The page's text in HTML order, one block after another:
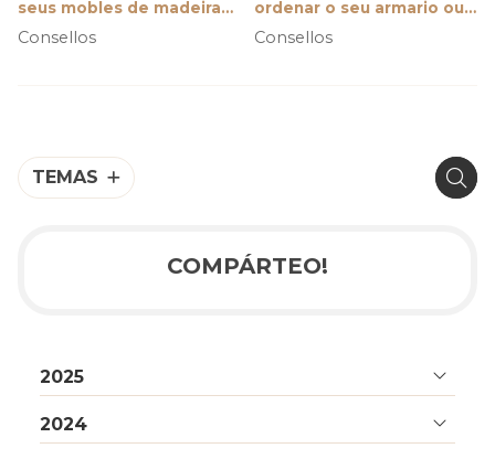
TEMAS
seus mobles de madeira
para que duren máis e
Consellos
ordenar o seu armario ou
vestidor
Consellos
COMPÁRTEO!
2025
2024